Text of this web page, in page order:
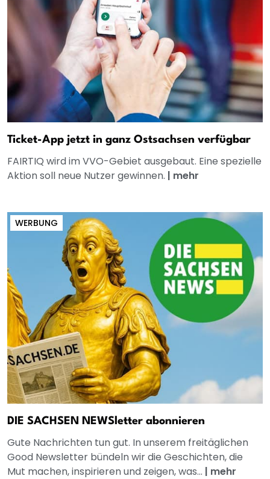
Ticket-App jetzt in ganz Ostsachsen verfügbar
FAIRTIQ wird im VVO-Gebiet ausgebaut. Eine spezielle
Aktion soll neue Nutzer gewinnen. | mehr
WERBUNG
DIE SACHSEN NEWSletter abonnieren
Gute Nachrichten tun gut. In unserem freitäglichen
Good Newsletter bündeln wir die Geschichten, die
Mut machen, inspirieren und zeigen, was... | mehr